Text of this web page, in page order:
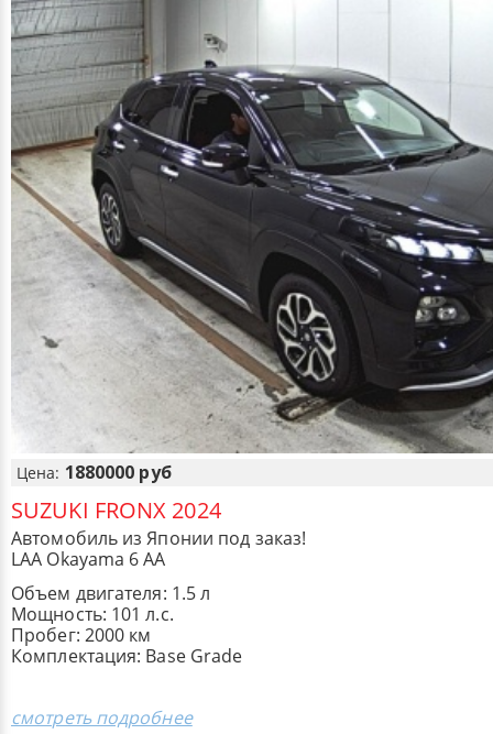
Цена: 1880000 руб
SUZUKI FRONX 2024
Автомобиль из Японии под заказ!
LAA Okayama 6 AA
Объем двигателя: 1.5 л
Мощность: 101 л.с.
Пробег: 2000 км
Комплектация: Base Grade
смотреть подробнее